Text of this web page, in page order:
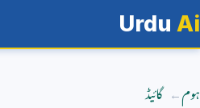
Urdu Ai
ہوم گائیڈ